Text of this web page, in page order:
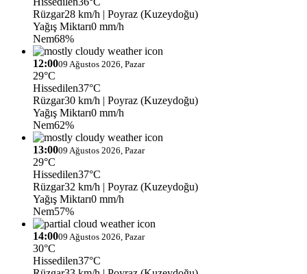
Rüzgar28 km/h | Poyraz (Kuzeydoğu)
Yağış Miktarı0 mm/h
Nem68%
12:0009 Ağustos 2026, Pazar
29°C
Hissedilen37°C
Rüzgar30 km/h | Poyraz (Kuzeydoğu)
Yağış Miktarı0 mm/h
Nem62%
13:0009 Ağustos 2026, Pazar
29°C
Hissedilen37°C
Rüzgar32 km/h | Poyraz (Kuzeydoğu)
Yağış Miktarı0 mm/h
Nem57%
14:0009 Ağustos 2026, Pazar
30°C
Hissedilen37°C